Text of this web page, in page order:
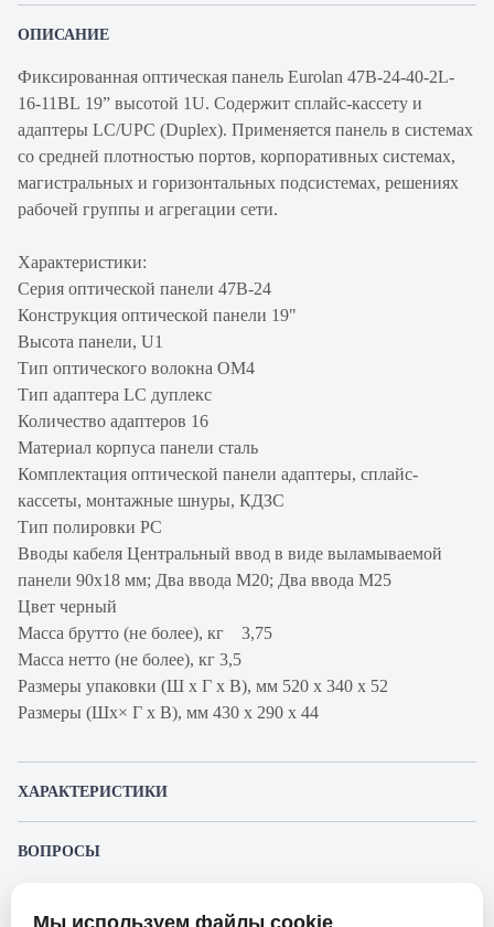
ОПИСАНИЕ
Фиксированная оптическая панель Eurolan 47B-24-40-2L-
16-11BL 19” высотой 1U. Содержит сплайс-кассету и
адаптеры LC/UPC (Duplex). Применяется панель в системах
со средней плотностью портов, корпоративных системах,
магистральных и горизонтальных подсистемах, решениях
рабочей группы и агрегации сети.
Характеристики:
Серия оптической панели 47B-24
Конструкция оптической панели 19"
Высота панели, U1
Тип оптического волокна OM4
Тип адаптера LC дуплекс
Количество адаптеров 16
Материал корпуса панели сталь
Комплектация оптической панели адаптеры, сплайс-
кассеты, монтажные шнуры, КДЗС
Тип полировки PC
Вводы кабеля Центральный ввод в виде выламываемой
панели 90х18 мм; Два ввода М20; Два ввода М25
Цвет черный
Масса брутто (не более), кг 3,75
Масса нетто (не более), кг 3,5
Размеры упаковки (Ш х Г х В), мм 520 х 340 х 52
Размеры (Шх× Г х В), мм 430 х 290 х 44
ХАРАКТЕРИСТИКИ
ВОПРОСЫ
Мы используем файлы cookie